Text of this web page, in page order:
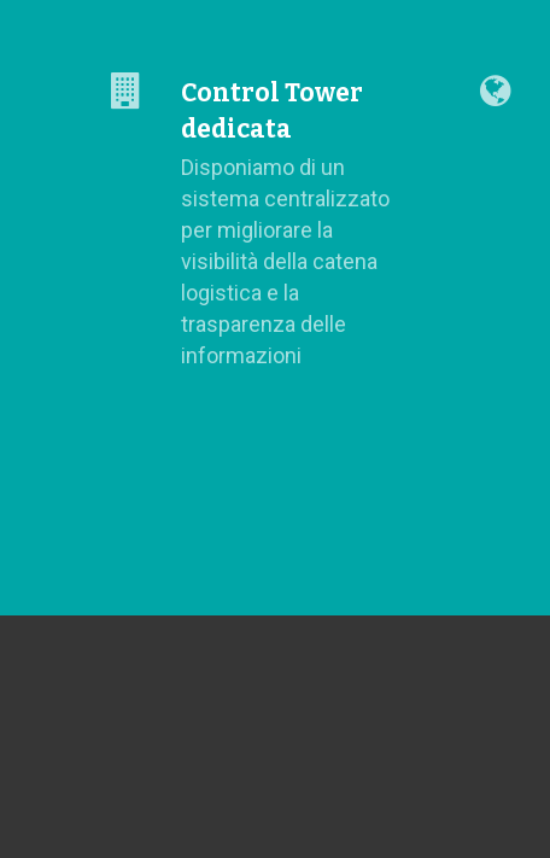
Control Tower
dedicata
Disponiamo di un
sistema centralizzato
per migliorare la
visibilità della catena
logistica e la
trasparenza delle
informazioni